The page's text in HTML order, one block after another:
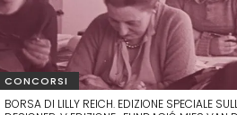
CONCORSI
BORSA DI LILLY REICH. EDIZIONE SPECIALE